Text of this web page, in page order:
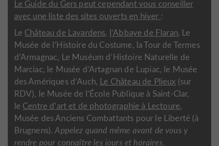
Le Guide du Gers peut cependant vous conseiller
avec une liste des sites ouverts en hiver :
Le Château de Lavardens, l’Abbaye de Flaran, Le
Musée de l’Histoire du Costume, la Tour de Termes
d’Armagnac, Le Muséum d’Histoire Naturelle de
Marciac, le Musée d’Artagnan de Lupiac, le Musée
des Amériques d’Auch, Le Château de Plieux (sur
RDV), le Musée de l’École Publique à Saint-Clar,
le Centre d’art et de photographie à Lectoure,
Musée des Anciens Combattants pour le Liberté (à
Brugnens).Appelez quand même avant de vous y
rendre pour connaître les jours et horaires.